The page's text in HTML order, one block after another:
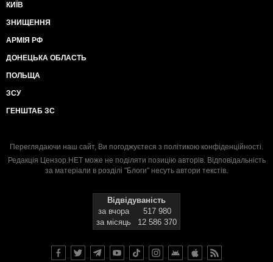
КИЇВ
ЗНИЩЕННЯ
АРМІЯ РФ
ДОНЕЦЬКА ОБЛАСТЬ
ПОЛЬЩА
ЗСУ
ГЕНШТАБ ЗС
Переглядаючи наш сайт, Ви погоджуєтеся з політикою конфіденційності.
Редакція Цензор.НЕТ може не поділяти позицію авторів. Відповідальність
за матеріали в розділі "Блоги" несуть автори текстів.
Відвідуваність
за вчора
517 980
за місяць
12 586 370